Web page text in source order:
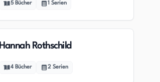
5 Bücher 1 Serien
Hannah Rothschild
4 Bücher 2 Serien